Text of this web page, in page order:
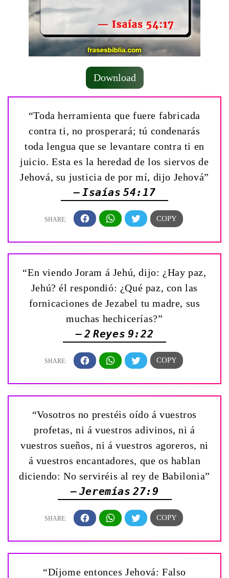
Download
“Toda herramienta que fuere fabricada
contra ti, no prosperará; tú condenarás
toda lengua que se levantare contra ti en
juicio. Esta es la heredad de los siervos de
Jehová, su justicia de por mí, dijo Jehová”
— Isaías 54:17
“En viendo Joram á Jehú, dijo: ¿Hay paz,
Jehú? él respondió: ¿Qué paz, con las
fornicaciones de Jezabel tu madre, sus
muchas hechicerías?”
— 2 Reyes 9:22
“Vosotros no prestéis oído á vuestros
profetas, ni á vuestros adivinos, ni á
vuestros sueños, ni á vuestros agoreros, ni
á vuestros encantadores, que os hablan
diciendo: No serviréis al rey de Babilonia”
— Jeremías 27:9
“Díjome entonces Jehová: Falso